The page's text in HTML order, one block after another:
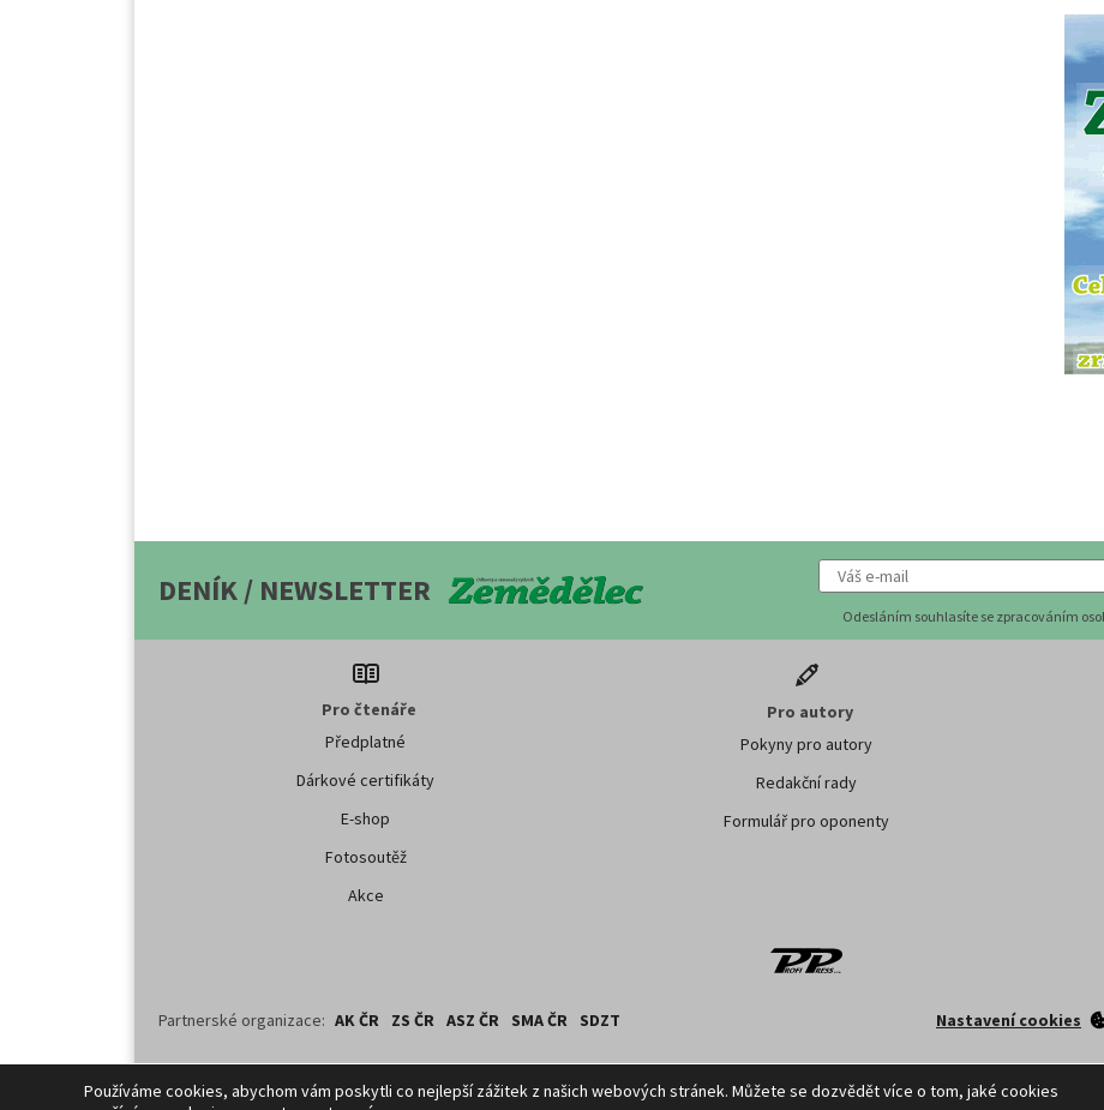
DENÍK / NEWSLETTER
Odesláním souhlasíte se zpracováním
Pro čtenáře
Předplatné
Dárkové certifikáty
E-shop
Fotosoutěž
Akce
Pro autory
Pokyny pro autory
Redakční rady
Formulář pro oponenty
Partnerské organizace: AK ČR ZS ČR ASZ ČR SMA ČR SDZT Nastavení cookies
ČTK. Profi Press, s.r.o. využívá zpravodajství z databází ČTK, jejichž obsah je chráněn autorským zákonem. Přepis, šíření či další
způsobem, je bez předchozího souhlasu ČTK výslovně zakázáno.
Používáme cookies, abychom vám poskytli co nejlepší zážitek z našich webových stránek. Můžete se dozvědět více o tom, jaké cookies